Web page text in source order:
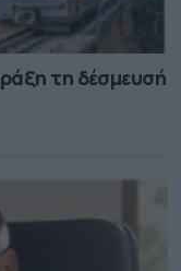
τη δέσμευσή